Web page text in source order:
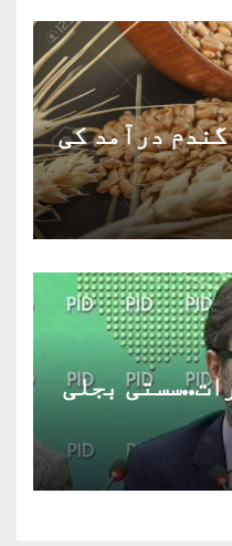
ٹن گندم درآمد کی
بجلی